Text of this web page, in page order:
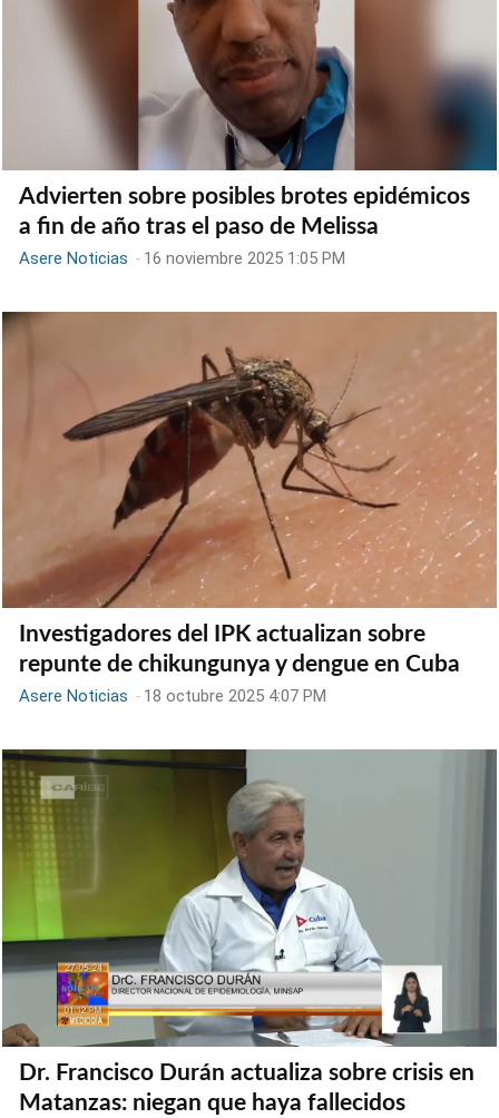
Advierten sobre posibles brotes epidémicos
a fin de año tras el paso de Melissa
Asere Noticias - 16 noviembre 2025 1:05 PM
Investigadores del IPK actualizan sobre
repunte de chikungunya y dengue en Cuba
Asere Noticias - 18 octubre 2025 4:07 PM
Dr. Francisco Durán actualiza sobre crisis en
Matanzas: niegan que haya fallecidos